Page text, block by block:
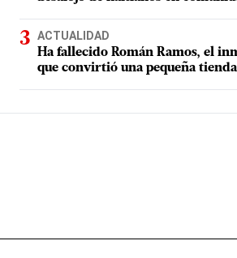
ACTUALIDAD
Ha fallecido Román Ramos, el
que convirtió una pequeña